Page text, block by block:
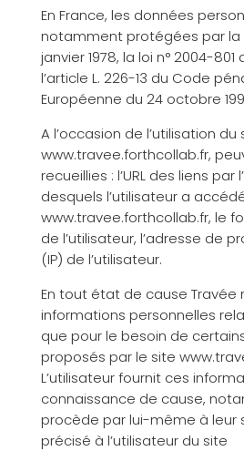
En France, les données
notamment protégées par la
janvier 1978, la loi n° 2004-
l’article L. 226-13 du Code
Européenne du 24 octobre
A l’occasion de l’utilisation du
www.travee.forthcollab.fr,
recueillies : l’URL des liens par
desquels l’utilisateur a
www.travee.forthcollab.fr, le
de l’utilisateur, l’adresse de
(IP) de l’utilisateur.
En tout état de cause Travée
informations personnelles
que pour le besoin de
proposés par le site
L’utilisateur fournit ces
connaissance de cause,
procède par lui-même à leur
précisé à l’utilisateur du site